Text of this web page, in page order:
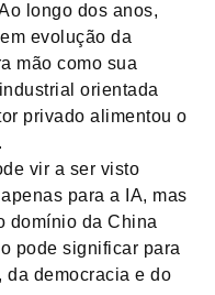
longo dos anos,
evolução da
mão como sua
orientada
privado alimentou o
vir a ser visto
para a IA, mas
domínio da China
pode significar para
da democracia e do